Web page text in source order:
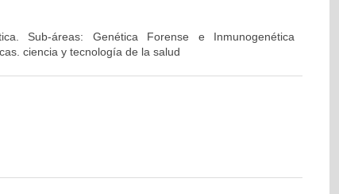
Sub-áreas: Genética Forense e Inmunogenética
ciencia y tecnología de la salud